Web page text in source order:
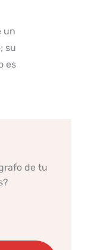
de tu